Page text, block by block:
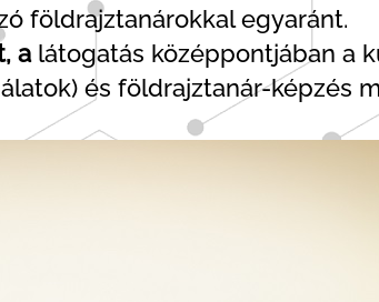
földrajztanárokkal egyaránt.
alátogatás középpontjában a
és földrajztanár-képzés